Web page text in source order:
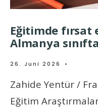
Eğitimde fırsat
Almanya
26. Juni 2026 •
Zahide Yentür /
Eğitim